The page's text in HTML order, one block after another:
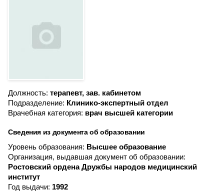
Должность: терапевт, зав. кабинетом
Подразделение: Клинико-экспертный отдел
Врачебная категория: врач высшей категории
Сведения из документа об образовании
Уровень образования: Высшее образование
Организация, выдавшая документ об образовании:
Ростовский ордена Дружбы народов медицинский
институт
Год выдачи: 1992